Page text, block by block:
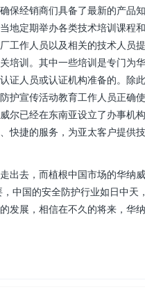
保经销商们具备了最新的产品
地定期举办各类技术培训课程
工作人员以及相关的技术人员
培训。其中一些培训是专门为
证人员或认证机构准备的。除
护宣传活动教育工作人员正确
尔已经在东南亚设立了办事机
快捷的服务，为亚太客户提供
去，而植根中国市场的华纳
中国的安全防护行业如日中天
发展，相信在不久的将来，华